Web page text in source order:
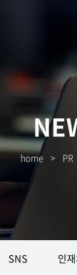
home > PR
SNS 인